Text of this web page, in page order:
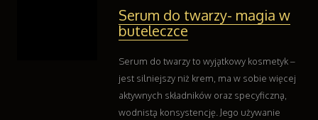
Kontakt
Serum do twarzy- magia w
buteleczce
Serum do twarzy to wyjątkowy kosmetyk –
jest silniejszy niż krem, ma w sobie więcej
aktywnych składników oraz specyficzną,
wodnistą konsystencję. Jego używanie